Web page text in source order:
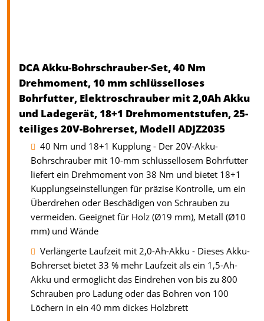
DCA Akku-Bohrschrauber-Set, 40 Nm
Drehmoment, 10 mm schlüsselloses
Bohrfutter, Elektroschrauber mit 2,0Ah Akku
und Ladegerät, 18+1 Drehmomentstufen, 25-
teiliges 20V-Bohrerset, Modell ADJZ2035
40 Nm und 18+1 Kupplung - Der 20V-Akku-
Bohrschrauber mit 10-mm schlüssellosem Bohrfutter
liefert ein Drehmoment von 38 Nm und bietet 18+1
Kupplungseinstellungen für präzise Kontrolle, um ein
Überdrehen oder Beschädigen von Schrauben zu
vermeiden. Geeignet für Holz (Ø19 mm), Metall (Ø10
mm) und Wände
Verlängerte Laufzeit mit 2,0-Ah-Akku - Dieses Akku-
Bohrerset bietet 33 % mehr Laufzeit als ein 1,5-Ah-
Akku und ermöglicht das Eindrehen von bis zu 800
Schrauben pro Ladung oder das Bohren von 100
Löchern in ein 40 mm dickes Holzbrett